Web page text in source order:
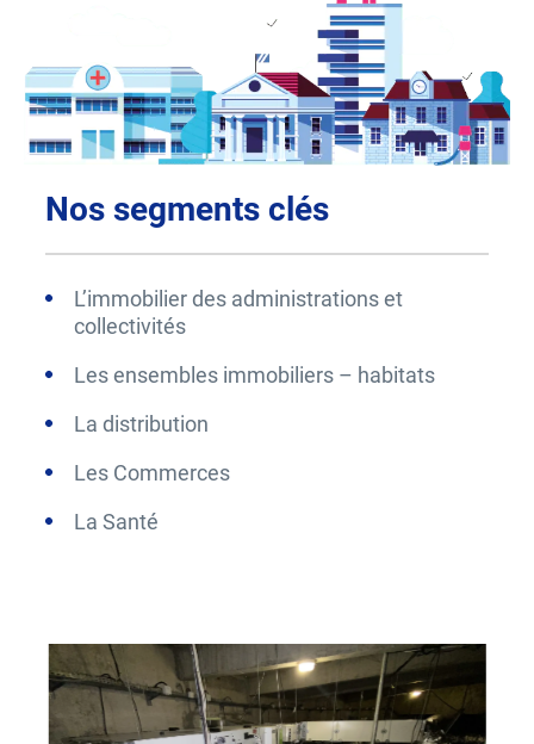
Nos segments clés
L’immobilier des administrations et
collectivités
Les ensembles immobiliers – habitats
La distribution
Les Commerces
La Santé